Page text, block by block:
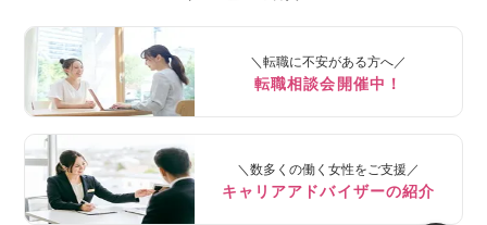
＼転職に不安がある方へ／
転職相談会開催中！
＼数多くの働く女性をご支援／
キャリアアドバイザーの紹介